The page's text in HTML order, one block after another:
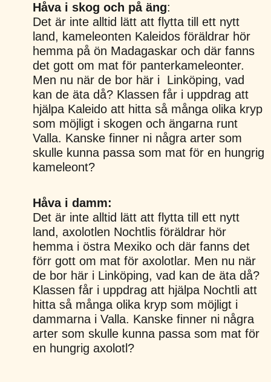
Håva i skog och på äng:
Det är inte alltid lätt att flytta till ett nytt
land, kameleonten Kaleidos föräldrar hör
hemma på ön Madagaskar och där fanns
det gott om mat för panterkameleonter.
Men nu när de bor här i Linköping, vad
kan de äta då? Klassen får i uppdrag att
hjälpa Kaleido att hitta så många olika kryp
som möjligt i skogen och ängarna runt
Valla. Kanske finner ni några arter som
skulle kunna passa som mat för en hungrig
kameleont?
Håva i damm:
Det är inte alltid lätt att flytta till ett nytt
land, axolotlen Nochtlis föräldrar hör
hemma i östra Mexiko och där fanns det
förr gott om mat för axolotlar. Men nu när
de bor här i Linköping, vad kan de äta då?
Klassen får i uppdrag att hjälpa Nochtli att
hitta så många olika kryp som möjligt i
dammarna i Valla. Kanske finner ni några
arter som skulle kunna passa som mat för
en hungrig axolotl?